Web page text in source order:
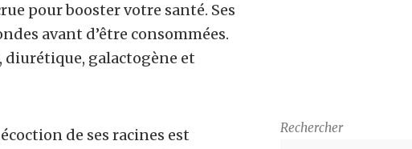
pour booster votre santé. Ses
avant d’être consommées.
galactogène et
de ses racines est
Rechercher